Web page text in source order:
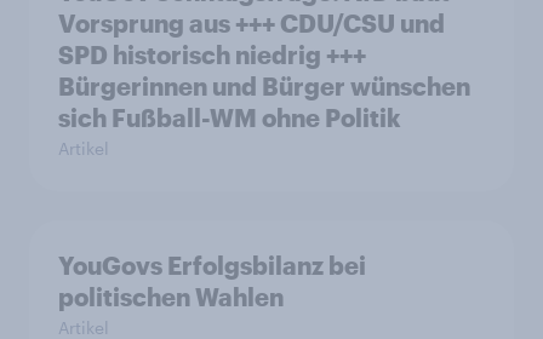
Vorsprung aus +++ CDU/CSU und
SPD historisch niedrig +++
Bürgerinnen und Bürger wünschen
sich Fußball-WM ohne Politik
Artikel
YouGovs Erfolgsbilanz bei
politischen Wahlen
Artikel